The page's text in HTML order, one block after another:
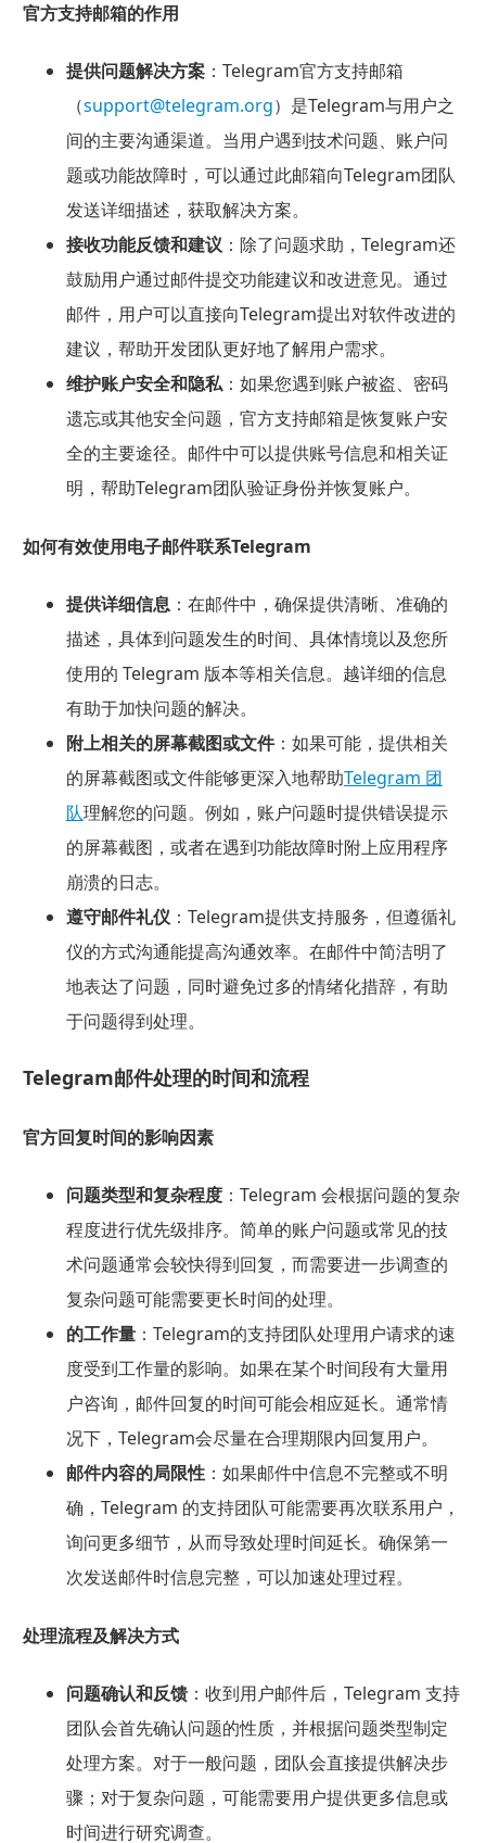
官方支持邮箱的作用
提供问题解决方案：Telegram官方支持邮箱
（support@telegram.org）是Telegram与用户之
间的主要沟通渠道。当用户遇到技术问题、账户问
题或功能故障时，可以通过此邮箱向Telegram团队
发送详细描述，获取解决方案。
接收功能反馈和建议 ：除了问题求助，Telegram还
鼓励用户通过邮件提交功能建议和改进意见。通过
邮件，用户可以直接向Telegram提出对软件改进的
建议，帮助开发团队更好地了解用户需求。
维护账户安全和隐私：如果您遇到账户被盗、密码
遗忘或其他安全问题，官方支持邮箱是恢复账户安
全的主要途径。邮件中可以提供账号信息和相关证
明，帮助Telegram团队验证身份并恢复账户。
如何有效使用电子邮件联系Telegram
提供详细信息：在邮件中，确保提供清晰、准确的
描述，具体到问题发生的时间、具体情境以及您所
使用的 Telegram 版本等相关信息。越详细的信息
有助于加快问题的解决。
附上相关的屏幕截图或文件：如果可能，提供相关
的屏幕截图或文件能够更深入地帮助Telegram 团
队理解您的问题。例如，账户问题时提供错误提示
的屏幕截图，或者在遇到功能故障时附上应用程序
崩溃的日志。
遵守邮件礼仪：Telegram提供支持服务，但遵循礼
仪的方式沟通能提高沟通效率。在邮件中简洁明了
地表达了问题，同时避免过多的情绪化措辞，有助
于问题得到处理。
Telegram邮件处理的时间和流程
官方回复时间的影响因素
问题类型和复杂程度：Telegram 会根据问题的复杂
程度进行优先级排序。简单的账户问题或常见的技
术问题通常会较快得到回复，而需要进一步调查的
复杂问题可能需要更长时间的处理。
的工作量：Telegram的支持团队处理用户请求的速
度受到工作量的影响。如果在某个时间段有大量用
户咨询，邮件回复的时间可能会相应延长。通常情
况下，Telegram会尽量在合理期限内回复用户。
邮件内容的局限性：如果邮件中信息不完整或不明
确，Telegram 的支持团队可能需要再次联系用户，
询问更多细节，从而导致处理时间延长。确保第一
次发送邮件时信息完整，可以加速处理过程。
处理流程及解决方式
问题确认和反馈：收到用户邮件后，Telegram 支持
团队会首先确认问题的性质，并根据问题类型制定
处理方案。对于一般问题，团队会直接提供解决步
骤；对于复杂问题，可能需要用户提供更多信息或
时间进行研究调查。